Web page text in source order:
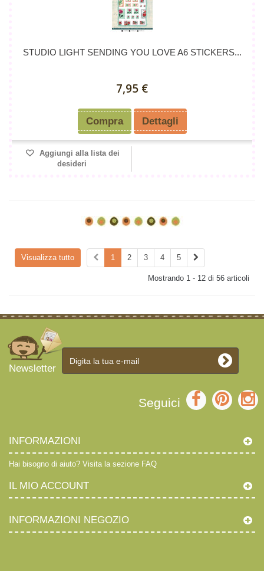
STUDIO LIGHT SENDING YOU LOVE A6 STICKERS...
7,95 €
Compra Dettagli
Aggiungi alla lista dei
desideri
Visualizza tutto 1 2 3 4 5
Mostrando 1 - 12 di 56 articoli
Newsletter
Seguici
INFORMAZIONI
Hai bisogno di aiuto? Visita la sezione FAQ
IL MIO ACCOUNT
INFORMAZIONI NEGOZIO